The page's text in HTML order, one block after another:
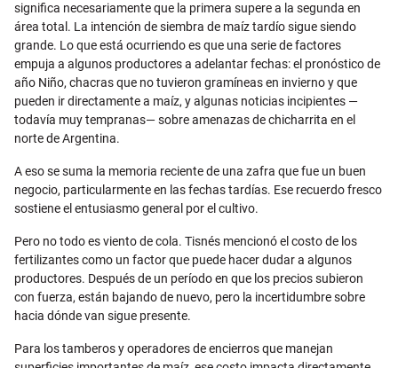
significa necesariamente que la primera supere a la segunda en
área total. La intención de siembra de maíz tardío sigue siendo
grande. Lo que está ocurriendo es que una serie de factores
empuja a algunos productores a adelantar fechas: el pronóstico de
año Niño, chacras que no tuvieron gramíneas en invierno y que
pueden ir directamente a maíz, y algunas noticias incipientes —
todavía muy tempranas— sobre amenazas de chicharrita en el
norte de Argentina.
A eso se suma la memoria reciente de una zafra que fue un buen
negocio, particularmente en las fechas tardías. Ese recuerdo fresco
sostiene el entusiasmo general por el cultivo.
Pero no todo es viento de cola. Tisnés mencionó el costo de los
fertilizantes como un factor que puede hacer dudar a algunos
productores. Después de un período en que los precios subieron
con fuerza, están bajando de nuevo, pero la incertidumbre sobre
hacia dónde van sigue presente.
Para los tamberos y operadores de encierros que manejan